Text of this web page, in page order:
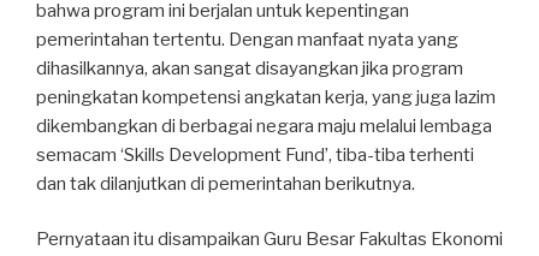
bahwa program ini berjalan untuk kepentingan
pemerintahan tertentu. Dengan manfaat nyata yang
dihasilkannya, akan sangat disayangkan jika program
peningkatan kompetensi angkatan kerja, yang juga lazim
dikembangkan di berbagai negara maju melalui lembaga
semacam ‘Skills Development Fund’, tiba-tiba terhenti
dan tak dilanjutkan di pemerintahan berikutnya.
Pernyataan itu disampaikan Guru Besar Fakultas Ekonomi